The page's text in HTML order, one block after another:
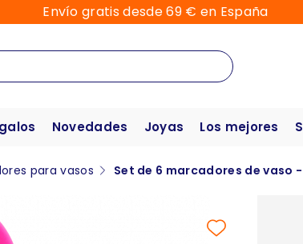
Envío gratis desde 69 € en España
Novedades Joyas Los mejores
para vasos Set de 6 marcadores de vaso